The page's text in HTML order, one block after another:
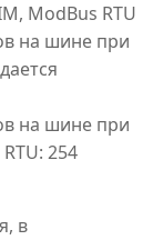
ModBus RTU
на шине при
на шине при
254
в